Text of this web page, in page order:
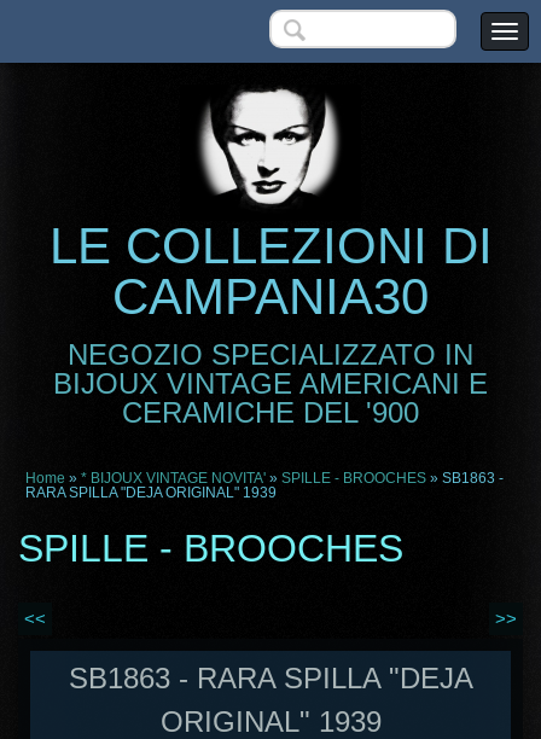
LE COLLEZIONI DI
CAMPANIA30
NEGOZIO SPECIALIZZATO IN
BIJOUX VINTAGE AMERICANI E
CERAMICHE DEL '900
Home » * BIJOUX VINTAGE NOVITA' » SPILLE - BROOCHES » SB1863 -
RARA SPILLA "DEJA ORIGINAL" 1939
SPILLE - BROOCHES
<< >>
SB1863 - RARA SPILLA "DEJA
ORIGINAL" 1939